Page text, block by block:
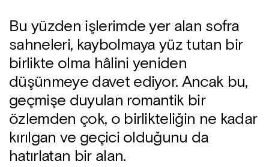
Bu yüzden işlerimde yer alan sofra
sahneleri, kaybolmaya yüz tutan bir
birlikte olma hâlini yeniden
düşünmeye davet ediyor. Ancak bu,
geçmişe duyulan romantik bir
özlemden çok, o birlikteliğin ne kadar
kırılgan ve geçici olduğunu da
hatırlatan bir alan.